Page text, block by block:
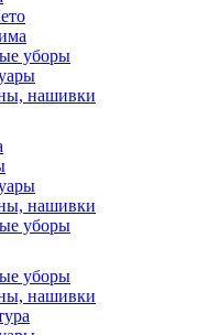
уборы
нашивки
нашивки
уборы
уборы
нашивки